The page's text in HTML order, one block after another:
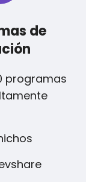
de
programas